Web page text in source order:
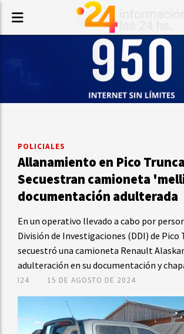
Allanamiento en Pico
Secuestran camioneta
documentación adulterada
En un operativo llevado a cabo por
División de Investigaciones (DDI) de Pico
secuestró una camioneta Renault
adulteración en su documentación y
POLICIALES
15 DE AGOSTO DE 2024
I24